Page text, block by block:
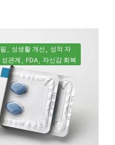
성생활 개선
성적 자
성관계 FDA 자신감 회복